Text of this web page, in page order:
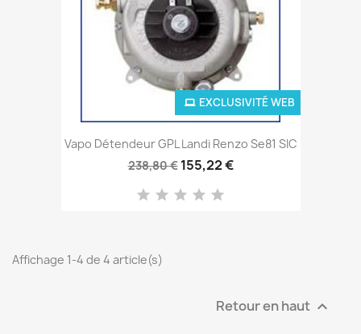
Vapo Détendeur GPL Landi Renzo Se81 SIC
238,80 € 155,22 €
EXCLUSIVITÉ WEB
Affichage 1-4 de 4 article(s)
Retour en haut 